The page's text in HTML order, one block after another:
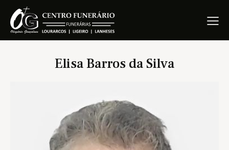
Elisa Barros da Silva